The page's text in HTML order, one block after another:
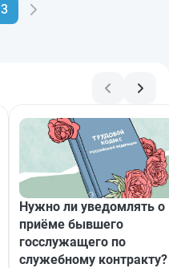
3
Нужно ли уведомлять о
приёме бывшего
госслужащего по
служебному контракту?